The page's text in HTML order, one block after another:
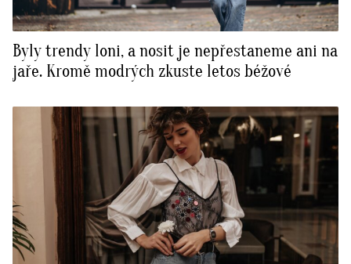
Byly trendy loni, a nosit je nepřestaneme ani na
jaře. Kromě modrých zkuste letos béžové